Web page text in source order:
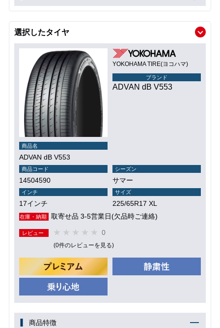
選択したタイヤ
YOKOHAMA TIRE(ヨコハマ)
ブランド
ADVAN dB V553
商品名
ADVAN dB V553
商品コード
14504590
シーズン
サマー
インチ
17インチ
サイズ
225/65R17 XL
在庫・納期 取寄せ品 3-5営業日(欠品時ご連絡)
レビュー 0
(0件のレビューを見る)
商品特徴